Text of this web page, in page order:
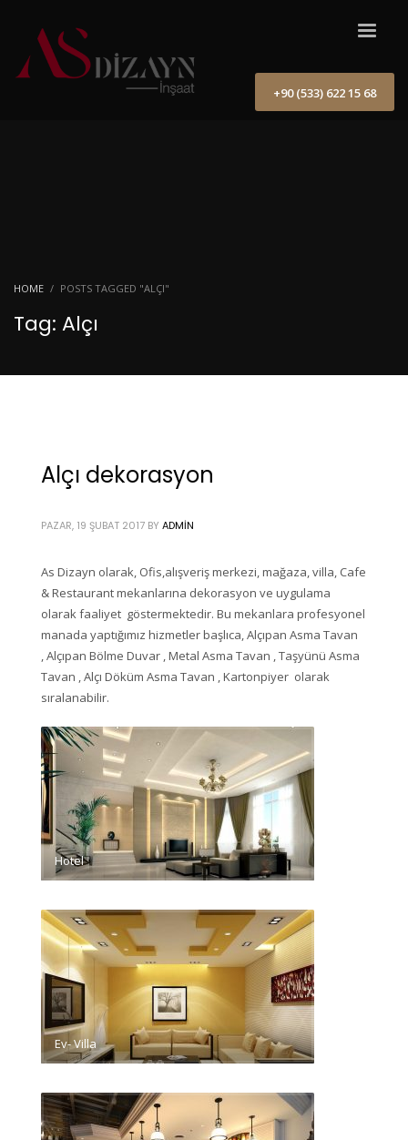
+90 (533) 622 15 68
HOME POSTS TAGGED "ALÇI"
Tag: Alçı
Alçı dekorasyon
PAZAR, 19 ŞUBAT 2017 BY ADMIN
As Dizayn olarak, Ofis,alışveriş merkezi, mağaza, villa, Cafe
& Restaurant mekanlarına dekorasyon ve uygulama
olarak faaliyet göstermektedir. Bu mekanlara profesyonel
manada yaptığımız hizmetler başlıca, Alçıpan Asma Tavan
, Alçıpan Bölme Duvar , Metal Asma Tavan , Taşyünü Asma
Tavan , Alçı Döküm Asma Tavan , Kartonpiyer olarak
sıralanabilir.
Hotel
Ev- Villa